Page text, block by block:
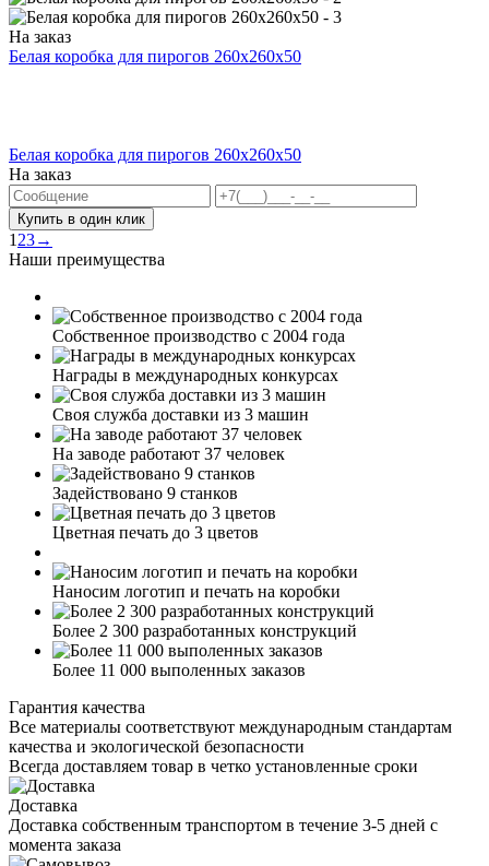
На заказ
Белая коробка для пирогов 260x260x50
Белая коробка для пирогов 260x260x50
На заказ
Купить в один клик
1 23→
Наши преимущества
Собственное производство с 2004 года
Награды в международных конкурсах
Своя служба доставки из 3 машин
На заводе работают 37 человек
Задействовано 9 станков
Цветная печать до 3 цветов
Наносим логотип и печать на коробки
Более 2 300 разработанных конструкций
Более 11 000 выполенных заказов
Гарантия качества
Все материалы соответствуют международным стандартам
качества и экологической безопасности
Всегда доставляем товар в четко установленные сроки
Доставка
Доставка собственным транспортом в течение 3-5 дней с
момента заказа